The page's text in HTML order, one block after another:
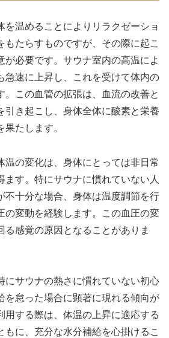
を温めることによりリラクゼーショ
もたらすものですが、その際に起こ
が必要です。サウナ室内の高温によ
急速に上昇し、これを受けて体内の
。この血管の拡張は、血流の改善と
引き起こし、身体全体に酸素と栄養
たします。
温の変化は、身体にとっては非日常
ます。特にサウナに慣れていない人
不十分な場合、身体は温度調節を行
の変動を経験します。この血圧の変
る感覚の原因となることがありま
にサウナの熱さに慣れていない初心
を怠った場合に顕著に現れる傾向が
用する際は、体温の上昇に適応する
もに、充分な水分補給を心掛けるこ